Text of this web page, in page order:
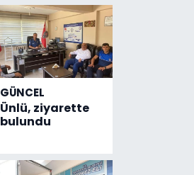
GÜNCEL
Ünlü, ziyarette
bulundu